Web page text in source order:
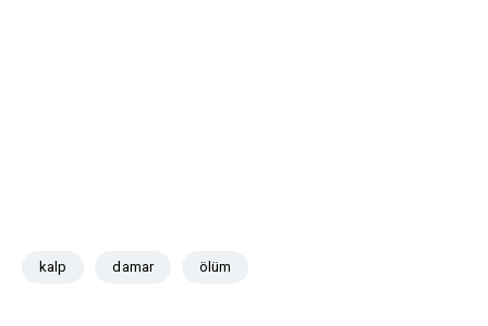
kalp damar ölüm